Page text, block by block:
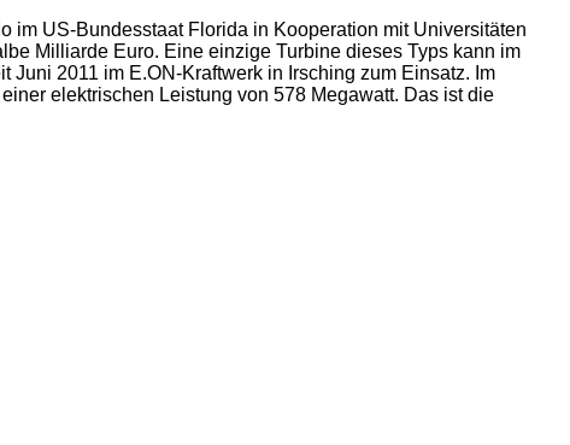
im US-Bundesstaat Florida in Kooperation mit Universitäten
Milliarde Euro. Eine einzige Turbine dieses Typs kann im
2011 im E.ON-Kraftwerk in Irsching zum Einsatz. Im
elektrischen Leistung von 578 Megawatt. Das ist die